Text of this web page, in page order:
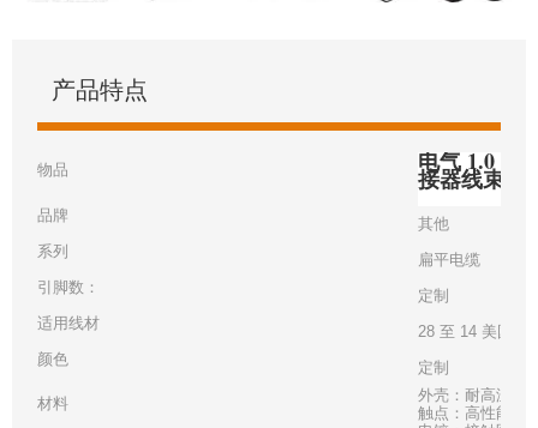
产品特点
物品 电气 1.0 毫
接器线束
品牌
其他
系列
扁平电缆
引脚数：
定制
适用线材
28 至 14 美国线
颜色
定制
材料
外壳：耐高温白
触点：高性能铜